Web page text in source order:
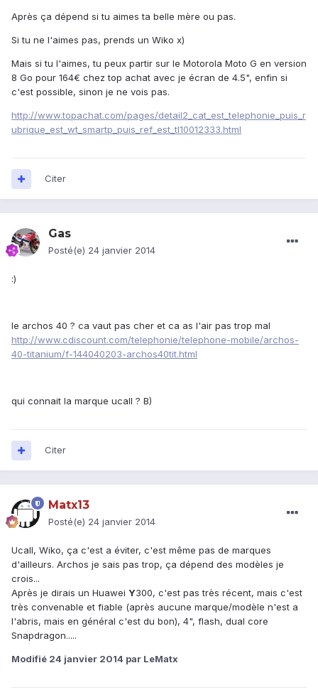
Après ça dépend si tu aimes ta belle mère ou pas.
Si tu ne l'aimes pas, prends un Wiko x)
Mais si tu l'aimes, tu peux partir sur le Motorola Moto G en version
8 Go pour 164€ chez top achat avec je écran de 4.5", enfin si
c'est possible, sinon je ne vois pas.
http://www.topachat.com/pages/detail2_cat_est_telephonie_puis_r
ubrique_est_wt_smartp_puis_ref_est_tl10012333.html
Citer
Gas
Posté(e) 24 janvier 2014
:)
le archos 40 ? ca vaut pas cher et ca as l'air pas trop mal
http://www.cdiscount.com/telephonie/telephone-mobile/archos-
40-titanium/f-144040203-archos40tit.html
qui connait la marque ucall ? B)
Citer
Matx13
Posté(e) 24 janvier 2014
Ucall, Wiko, ça c'est a éviter, c'est même pas de marques
d'ailleurs. Archos je sais pas trop, ça dépend des modèles je
crois...
Après je dirais un Huawei Y300, c'est pas très récent, mais c'est
très convenable et fiable (après aucune marque/modèle n'est a
l'abris, mais en général c'est du bon), 4", flash, dual core
Snapdragon.....
Modifié 24 janvier 2014 par LeMatx